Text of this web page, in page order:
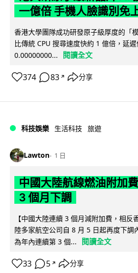
一億倍 手機人臉識別免
香港大學團隊成功研發原子級厚度的「
比傳統 CPU 搜尋速度快約 1 億倍，延
0.00000000...
閱讀全文
374 83 ↗ 分享
科技娛樂 生活科技 旅遊
Lawton 1 日
中國大陸航線燃油附加
3 個月下調
【中國大陸連續 3 個月減附加費，相反
陸多家航空公司自 8 月 5 日起再度下調
為年內連續第 3 個...
閱讀全文
33 5 ↗ 分享